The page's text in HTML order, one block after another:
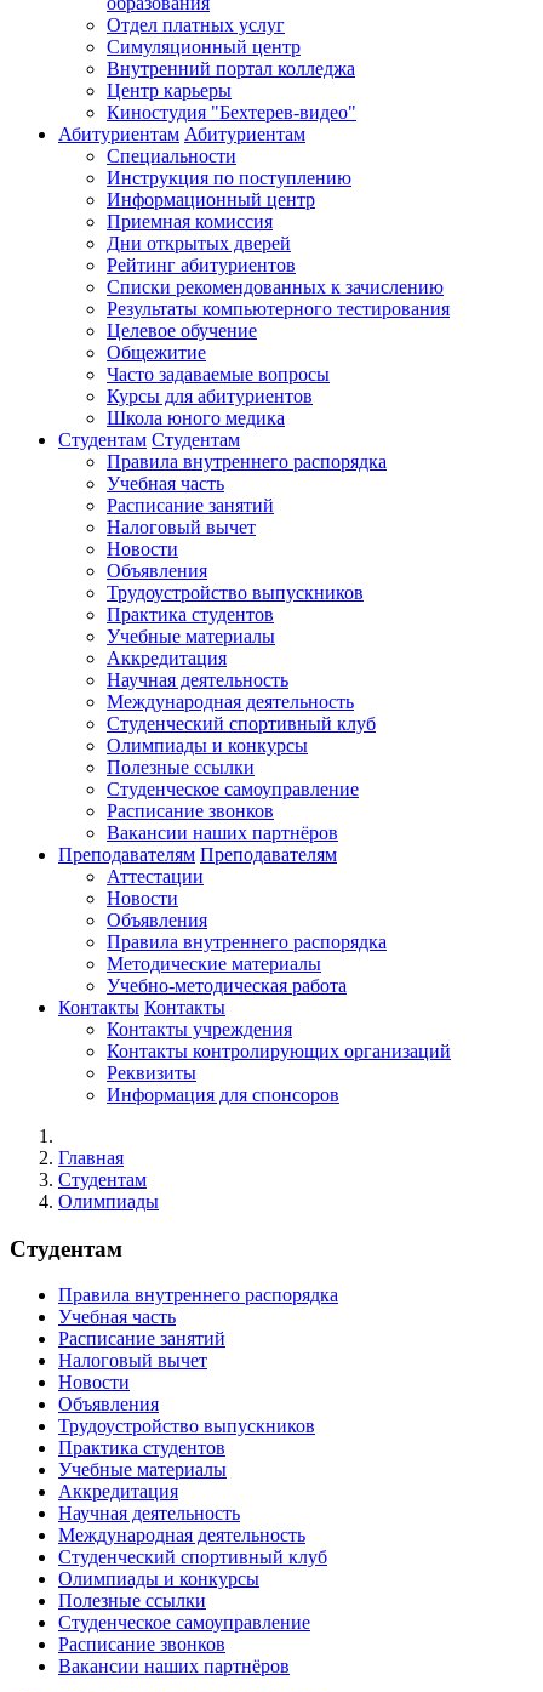
Отдел платных услуг
Симуляционный центр
Внутренний портал колледжа
Центр карьеры
Киностудия "Бехтерев-видео"
Абитуриентам Абитуриентам
Специальности
Инструкция по поступлению
Информационный центр
Приемная комиссия
Дни открытых дверей
Рейтинг абитуриентов
Списки рекомендованных к зачислению
Результаты компьютерного тестирования
Целевое обучение
Общежитие
Часто задаваемые вопросы
Курсы для абитуриентов
Школа юного медика
Студентам Студентам
Правила внутреннего распорядка
Учебная часть
Расписание занятий
Налоговый вычет
Новости
Объявления
Трудоустройство выпускников
Практика студентов
Учебные материалы
Аккредитация
Научная деятельность
Международная деятельность
Студенческий спортивный клуб
Олимпиады и конкурсы
Полезные ссылки
Студенческое самоуправление
Расписание звонков
Вакансии наших партнёров
Преподавателям Преподавателям
Аттестации
Новости
Объявления
Правила внутреннего распорядка
Методические материалы
Учебно-методическая работа
Контакты Контакты
Контакты учреждения
Контакты контролирующих организаций
Реквизиты
Информация для спонсоров
Главная
Студентам
Олимпиады
Студентам
Правила внутреннего распорядка
Учебная часть
Расписание занятий
Налоговый вычет
Новости
Объявления
Трудоустройство выпускников
Практика студентов
Учебные материалы
Аккредитация
Научная деятельность
Международная деятельность
Студенческий спортивный клуб
Олимпиады и конкурсы
Полезные ссылки
Студенческое самоуправление
Расписание звонков
Вакансии наших партнёров